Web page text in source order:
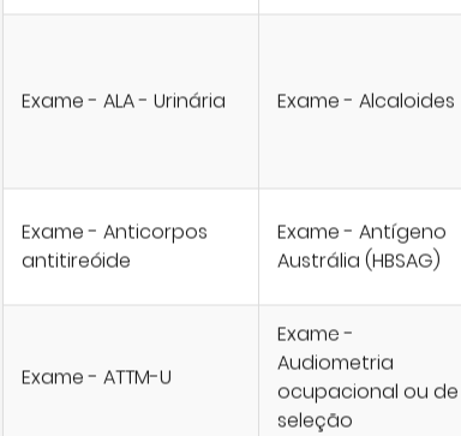
Exame - ALA - Urinária Exame - Alcaloides
Exame - Anticorpos
antitireóide
Exame - Antígeno
Austrália (HBSAG)
Exame - ATTM-U
Exame -
Audiometria
ocupacional ou de
seleção